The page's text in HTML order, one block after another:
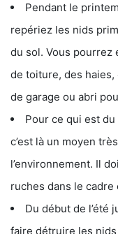
Pendant le
repériez les nids
du sol. Vous pourrez
de toiture, des
de garage ou abri
Pour ce qui est
c’est là un moyen
l’environnement. Il
ruches dans le cadre
Du début de l’été
faire détruire les